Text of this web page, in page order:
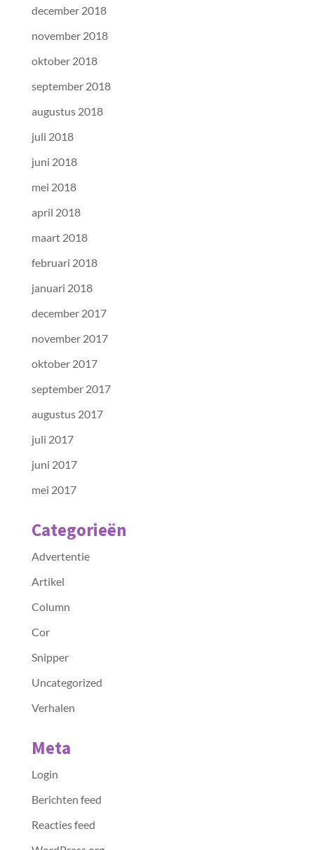
december 2018
november 2018
oktober 2018
september 2018
augustus 2018
juli 2018
juni 2018
mei 2018
april 2018
maart 2018
februari 2018
januari 2018
december 2017
november 2017
oktober 2017
september 2017
augustus 2017
juli 2017
juni 2017
mei 2017
Categorieën
Advertentie
Artikel
Column
Cor
Snipper
Uncategorized
Verhalen
Meta
Login
Berichten feed
Reacties feed